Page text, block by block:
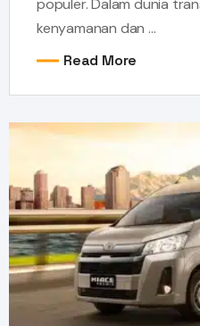
populer. Dalam dunia
kenyamanan dan ...
Read More